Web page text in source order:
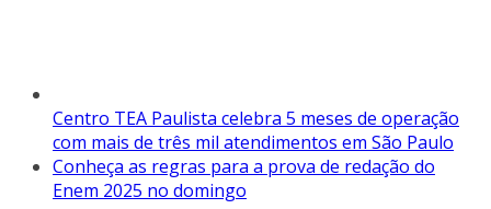
Centro TEA Paulista celebra 5 meses de operação
com mais de três mil atendimentos em São Paulo
Conheça as regras para a prova de redação do
Enem 2025 no domingo